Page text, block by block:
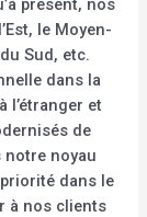
présent, nos
le Moyen-
Sud, etc.
dans la
l’étranger et
de
noyau
dans le
à nos clients